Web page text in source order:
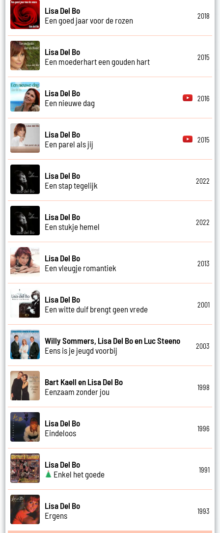
Lisa Del Bo
Een goed jaar voor de rozen
2018
Lisa Del Bo
Een moederhart een gouden hart
2015
Lisa Del Bo
Een nieuwe dag
2016
Lisa Del Bo
Een parel als jij
2015
Lisa Del Bo
Een stap tegelijk
2022
Lisa Del Bo
Een stukje hemel
2022
Lisa Del Bo
Een vleugje romantiek
2013
Lisa Del Bo
Een witte duif brengt geen vrede
2001
Willy Sommers, Lisa Del Bo en Luc Steeno
Eens is je jeugd voorbij
2003
Bart Kaell en Lisa Del Bo
Eenzaam zonder jou
1998
Lisa Del Bo
Eindeloos
1996
Lisa Del Bo
Enkel het goede
1991
Lisa Del Bo
Ergens
1993